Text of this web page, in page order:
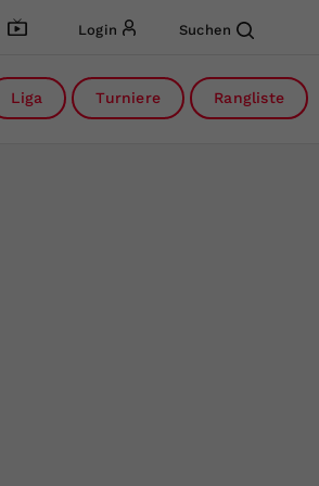
Login Suchen
Liga Turniere Rangliste